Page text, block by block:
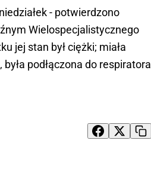
- potwierdzono
Wielospecjalistycznego
jej stan był ciężki; miała
podłączona do respiratora